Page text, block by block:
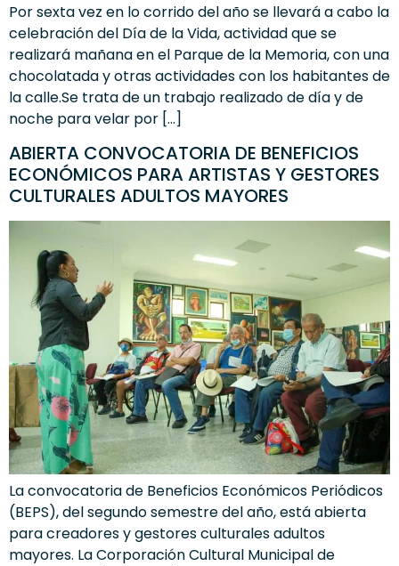
Por sexta vez en lo corrido del año se llevará a cabo la
celebración del Día de la Vida, actividad que se
realizará mañana en el Parque de la Memoria, con una
chocolatada y otras actividades con los habitantes de
la calle.Se trata de un trabajo realizado de día y de
noche para velar por […]
ABIERTA CONVOCATORIA DE BENEFICIOS
ECONÓMICOS PARA ARTISTAS Y GESTORES
CULTURALES ADULTOS MAYORES
La convocatoria de Beneficios Económicos Periódicos
(BEPS), del segundo semestre del año, está abierta
para creadores y gestores culturales adultos
mayores. La Corporación Cultural Municipal de